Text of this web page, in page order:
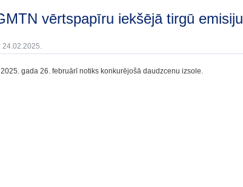
GMTN vērtspapīru iekšējā tirgū emisiju
24.02.2025.
gada 26. februārī notiks konkurējošā daudzcenu izsole.